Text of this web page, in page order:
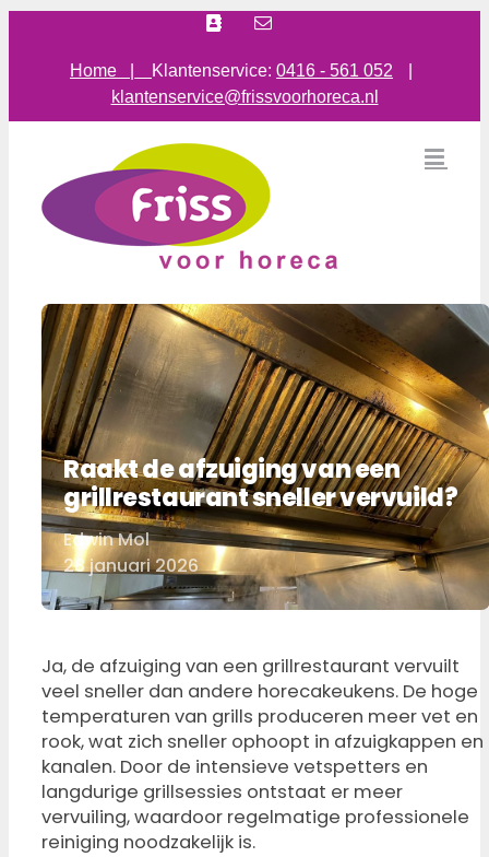
Facebook
E-
Home | Klantenservice: 0416 - 561 052
klantenservice@frissvoorhoreca.nl
Raakt de afzuiging van een
grillrestaurant sneller vervuild?
Door
Edwin Mol
28 januari 2026
Ja, de afzuiging van een grillrestaurant vervuilt
veel sneller dan andere horecakeukens. De hoge
temperaturen van grills produceren meer vet en
rook, wat zich sneller ophoopt in afzuigkappen en
kanalen. Door de intensieve vetspetters en
langdurige grillsessies ontstaat er meer
vervuiling, waardoor regelmatige professionele
reiniging noodzakelijk is.